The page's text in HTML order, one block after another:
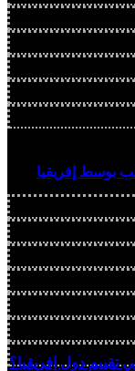
بوسط إفريقيا
تقييم دول إفريقيا؟